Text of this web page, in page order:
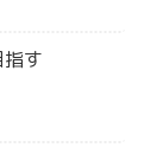
す